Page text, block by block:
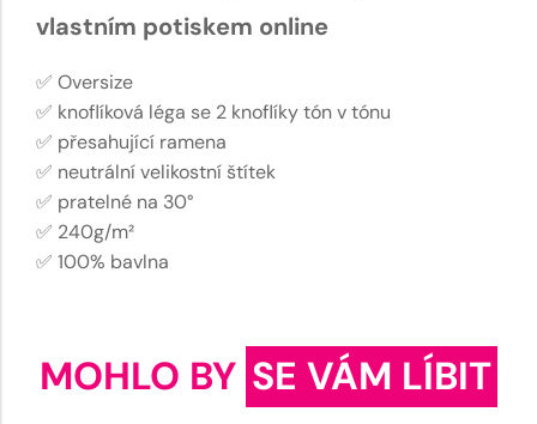
vlastním potiskem online
✅ Oversize
✅ knoflíková léga se 2 knoflíky tón v tónu
✅ přesahující ramena
✅ neutrální velikostní štítek
✅ pratelné na 30°
✅ 240g/m²
✅ 100% bavlna
MOHLO BY SE VÁM LÍBIT